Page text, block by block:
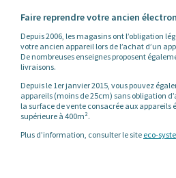
Faire reprendre votre ancien
Depuis 2006, les magasins ont l’obligation
votre ancien appareil lors de l’achat d’un
De nombreuses enseignes proposent
livraisons.
Depuis le 1er janvier 2015, vous pouvez
appareils (moins de 25cm) sans obligation
la surface de vente consacrée aux
supérieure à 400m².
Plus d’information, consulter le site eco-